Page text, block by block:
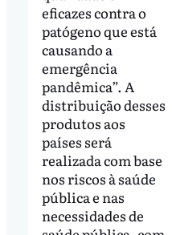
eficazes contra o
patógeno que está
causando a
emergência
pandêmica”. A
distribuição desses
produtos aos
países será
realizada com base
nos riscos à saúde
pública e nas
necessidades de